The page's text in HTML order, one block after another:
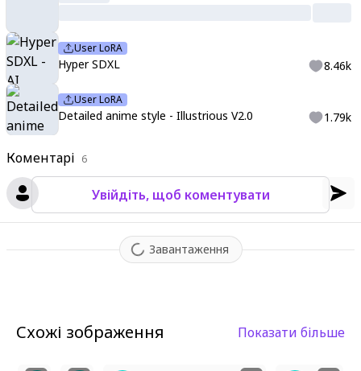
Коментарі 6
Увійдіть, щоб коментувати
Завантаження
User LoRA
Hyper SDXL 8.46k
User LoRA
Detailed anime style - Illustrious V2.0 1.79k
Схожі зображення Показати більше